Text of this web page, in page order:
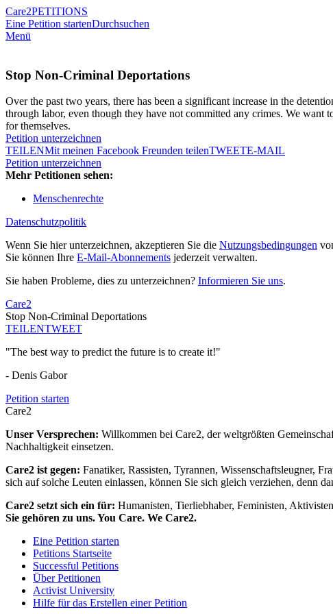
Care2PETITIONS
Eine Petition startenDurchsuchen
Menü
Stop Non-Criminal Deportations
Over the past two years, there has been a significant increase in the
through labor, even though they have not committed any crimes. We
for themselves.
Petition unterzeichnen
TEILENMit meinen Facebook Freunden teilenTWEETE-MAIL
Petition unterzeichnen
Mehr Petitionen sehen:
Menschenrechte
Datenschutzpolitik
Wenn Sie hier unterzeichnen, akzeptieren Sie die Nutzungsbedingungen
Sie können Ihre E-Mail-Abonnements jederzeit verwalten.
Sie haben Probleme, dies zu unterzeichnen? Informieren Sie uns.
Care2
Stop Non-Criminal Deportations
TEILENTWEET
"The best way to predict the future is to create it!"
- Denis Gabor
Petition starten
Care2
Unser Versprechen: Willkommen bei Care2, der weltgrößten
Nachhaltigkeit einsetzen.
Care2 ist gegen: Fanatiker, Rassisten, Tyrannen, Wissenschaftsleugner,
sich auf solche Leuten einlassen, können Sie sich gleich verziehen, denn
Care2 setzt sich ein für: Humanisten, Tierliebhaber, Feministen,
Sie gehören zu uns. You Care. We Care2.
Eine Petition starten
Petitions Startseite
Successful Petitions
Über Petitionen
Activist University
Hilfe für das Erstellen einer Petition